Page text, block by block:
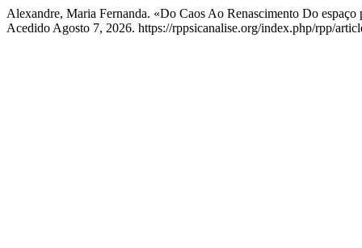
Alexandre, Maria Fernanda. «Do Caos Ao Renascimento Do
Acedido Agosto 7, 2026. https://rppsicanalise.org/index.php/rpp/